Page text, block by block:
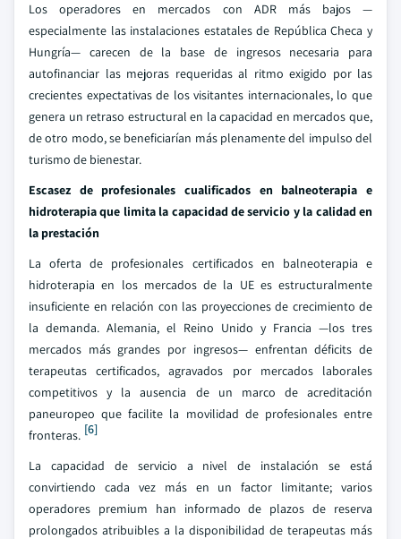
Los operadores en mercados con ADR más bajos —
especialmente las instalaciones estatales de República Checa y
Hungría— carecen de la base de ingresos necesaria para
autofinanciar las mejoras requeridas al ritmo exigido por las
crecientes expectativas de los visitantes internacionales, lo que
genera un retraso estructural en la capacidad en mercados que,
de otro modo, se beneficiarían más plenamente del impulso del
turismo de bienestar.
Escasez de profesionales cualificados en balneoterapia e
hidroterapia que limita la capacidad de servicio y la calidad en
la prestación
La oferta de profesionales certificados en balneoterapia e
hidroterapia en los mercados de la UE es estructuralmente
insuficiente en relación con las proyecciones de crecimiento de
la demanda. Alemania, el Reino Unido y Francia —los tres
mercados más grandes por ingresos— enfrentan déficits de
terapeutas certificados, agravados por mercados laborales
competitivos y la ausencia de un marco de acreditación
paneuropeo que facilite la movilidad de profesionales entre
fronteras. [6]
La capacidad de servicio a nivel de instalación se está
convirtiendo cada vez más en un factor limitante; varios
operadores premium han informado de plazos de reserva
prolongados atribuibles a la disponibilidad de terapeutas más